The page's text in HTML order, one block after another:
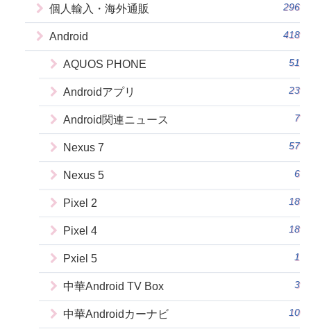
個人輸入・海外通販 296
Android 418
AQUOS PHONE 51
Androidアプリ 23
Android関連ニュース 7
Nexus 7 57
Nexus 5 6
Pixel 2 18
Pixel 4 18
Pxiel 5 1
中華Android TV Box 3
中華Androidカーナビ 10